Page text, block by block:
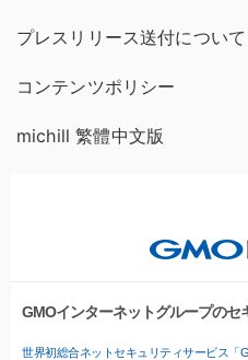
プレスリリース送付について
コンテンツポリシー
michill 繁體中文版
GMOインターネットグループのセ
世界初総合ネットセキュリティサービス「